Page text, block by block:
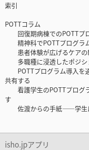
索引
POTTコラム
回復期病棟でのPOTTプ
精神科でPOTTプログラ
患者体験が広げるケアの
多職種に浸透したポジシ
POTTプログラム導入を
共有する
看護学生のPOTTプログ
す
佐渡からの手紙――学生
isho.jpアプリ